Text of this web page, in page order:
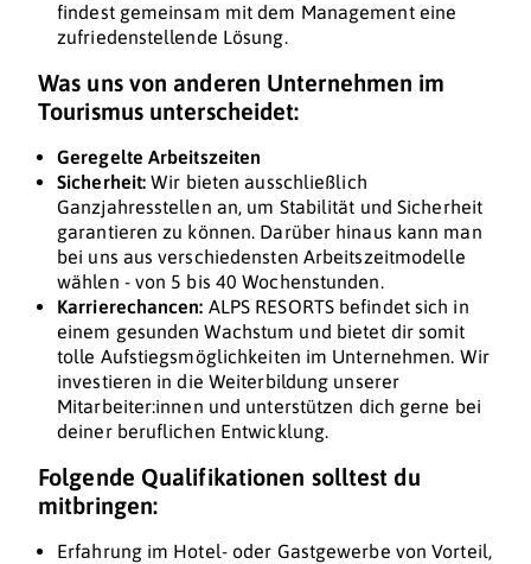
findest gemeinsam mit dem Management eine
zufriedenstellende Lösung.
Was uns von anderen Unternehmen im
Tourismus unterscheidet:
Geregelte Arbeitszeiten
Sicherheit: Wir bieten ausschließlich
Ganzjahresstellen an, um Stabilität und Sicherheit
garantieren zu können. Darüber hinaus kann man
bei uns aus verschiedensten Arbeitszeitmodelle
wählen - von 5 bis 40 Wochenstunden.
Karrierechancen: ALPS RESORTS befindet sich in
einem gesunden Wachstum und bietet dir somit
tolle Aufstiegsmöglichkeiten im Unternehmen. Wir
investieren in die Weiterbildung unserer
Mitarbeiter:innen und unterstützen dich gerne bei
deiner beruflichen Entwicklung.
Folgende Qualifikationen solltest du
mitbringen:
Erfahrung im Hotel- oder Gastgewerbe von Vorteil,